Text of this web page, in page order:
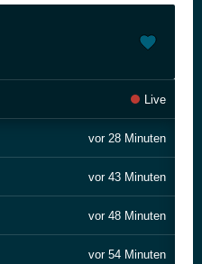
Live
vor 28 Minuten
vor 43 Minuten
vor 48 Minuten
vor 54 Minuten